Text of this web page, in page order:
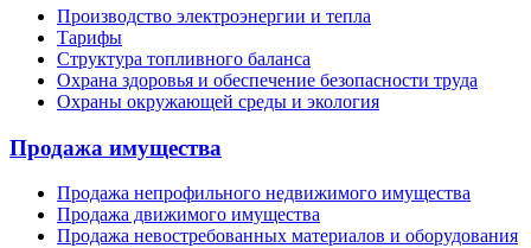
Производство электроэнергии и тепла
Тарифы
Структура топливного баланса
Охрана здоровья и обеспечение безопасности труда
Охраны окружающей среды и экология
Продажа имущества
Продажа непрофильного недвижимого имущества
Продажа движимого имущества
Продажа невостребованных материалов и оборудования